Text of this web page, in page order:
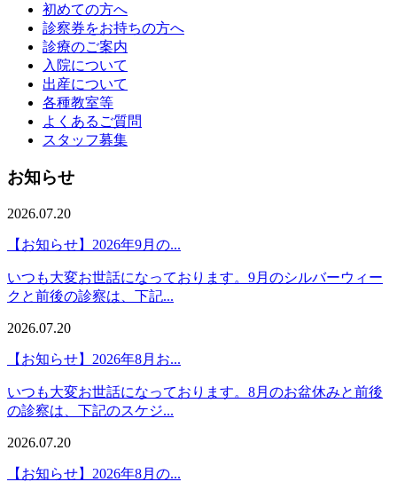
初めての方へ
診察券をお持ちの方へ
診療のご案内
入院について
出産について
各種教室等
よくあるご質問
スタッフ募集
お知らせ
2026.07.20
【お知らせ】2026年9月の...
いつも大変お世話になっております。9月のシルバーウィー
クと前後の診察は、下記...
2026.07.20
【お知らせ】2026年8月お...
いつも大変お世話になっております。8月のお盆休みと前後
の診察は、下記のスケジ...
2026.07.20
【お知らせ】2026年8月の...